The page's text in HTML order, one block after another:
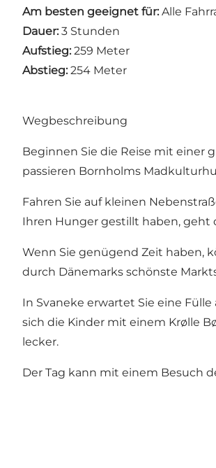
Am besten geeignet für: Alle
Dauer: 3 Stunden
Aufstieg: 259 Meter
Abstieg: 254 Meter
Wegbeschreibung
Beginnen Sie die Reise mit einer
passieren Bornholms
Fahren Sie auf kleinen
Ihren Hunger gestillt haben, geht
Wenn Sie genügend Zeit haben,
durch Dänemarks schönste
In Svaneke erwartet Sie eine
sich die Kinder mit einem Krølle
lecker.
Der Tag kann mit einem Besuch